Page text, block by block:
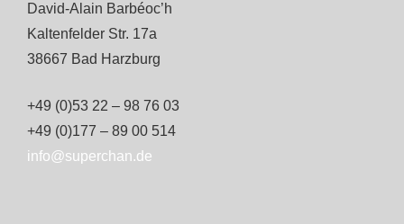
David-Alain Barbéoc’h
Kaltenfelder Str. 17a
38667 Bad Harzburg
+49 (0)53 22 – 98 76 03
+49 (0)177 – 89 00 514
info@superchan.de